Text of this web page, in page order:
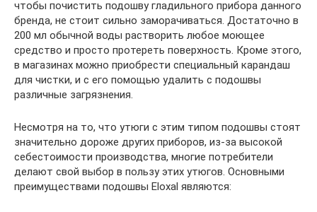
чтобы почистить подошву гладильного прибора данного
бренда, не стоит сильно заморачиваться. Достаточно в
200 мл обычной воды растворить любое моющее
средство и просто протереть поверхность. Кроме этого,
в магазинах можно приобрести специальный карандаш
для чистки, и с его помощью удалить с подошвы
различные загрязнения.
Несмотря на то, что утюги с этим типом подошвы стоят
значительно дороже других приборов, из-за высокой
себестоимости производства, многие потребители
делают свой выбор в пользу этих утюгов. Основными
преимуществами подошвы Eloxal являются: